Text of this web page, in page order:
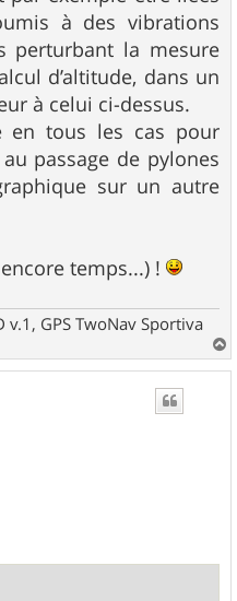
à des vibrations
perturbant la mesure
d’altitude, dans un
à celui ci-dessus.
en tous les cas pour
passage de pylones
sur un autre
temps...) !
GPS TwoNav Sportiva
a